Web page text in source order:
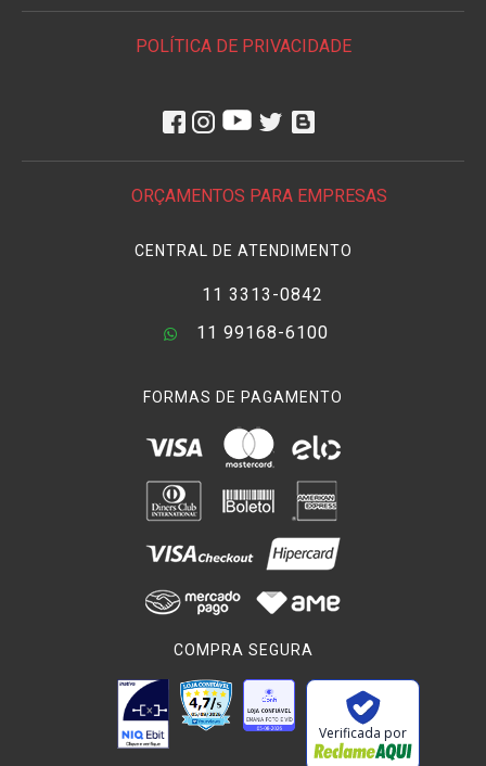
POLÍTICA DE PRIVACIDADE
ORÇAMENTOS PARA EMPRESAS
CENTRAL DE ATENDIMENTO
11 3313-0842
11 99168-6100
FORMAS DE PAGAMENTO
COMPRA SEGURA
Verificada por